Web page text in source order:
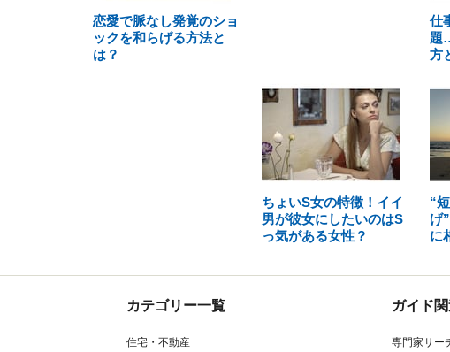
恋愛で脈なし発覚のショ
ックを和らげる方法と
は？
仕
題
方
ちょいS女の特徴！イイ
男が彼女にしたいのはS
っ気がある女性？
“
げ
に
カテゴリー一覧
住宅・不動産
ガイド
専門家サー